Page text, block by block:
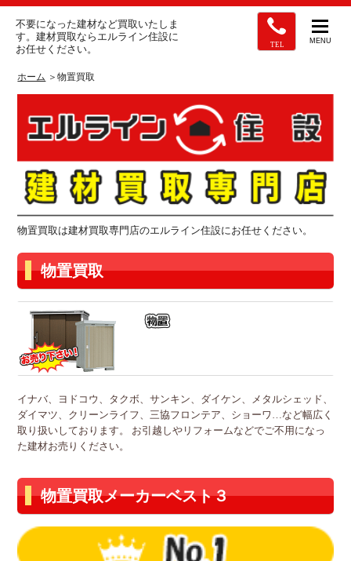
MENU
TEL
不要になった建材など買取いたしま
す。建材買取ならエルライン住設に
お任せください。
ホーム ＞物置買取
物置買取は建材買取専門店のエルライン住設にお任せください。
物置買取
イナバ、ヨドコウ、タクボ、サンキン、ダイケン、メタルシェッド、
ダイマツ、クリーンライフ、三協フロンテア、ショーワ…など幅広く
取り扱いしております。 お引越しやリフォームなどでご不用になっ
た建材お売りください。
物置買取メーカーベスト３